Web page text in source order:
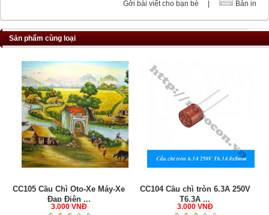
Gởi bài viết cho bạn bè Bản in
Sản phẩm cùng loại
CC105 Cầu Chì Oto-Xe Máy-Xe
Đạp Điện ...
3.000 VNĐ
CC104 Cầu chì tròn 6.3A 250V
T6.3A ...
3.000 VNĐ